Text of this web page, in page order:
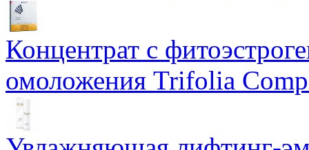
Концентрат с
омоложения Trifolia